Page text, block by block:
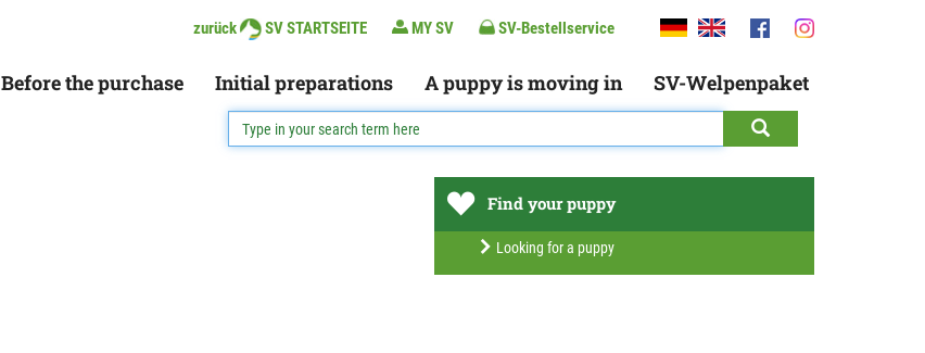
zurück SV STARTSEITE MY SV SV-Bestellservice
Before the purchase Initial preparations A puppy is moving in SV-Welpenpaket
Find your puppy
Looking for a puppy